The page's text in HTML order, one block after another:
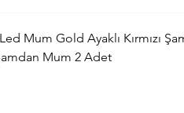
Mum Gold Ayaklı Kırmızı
Mum 2 Adet